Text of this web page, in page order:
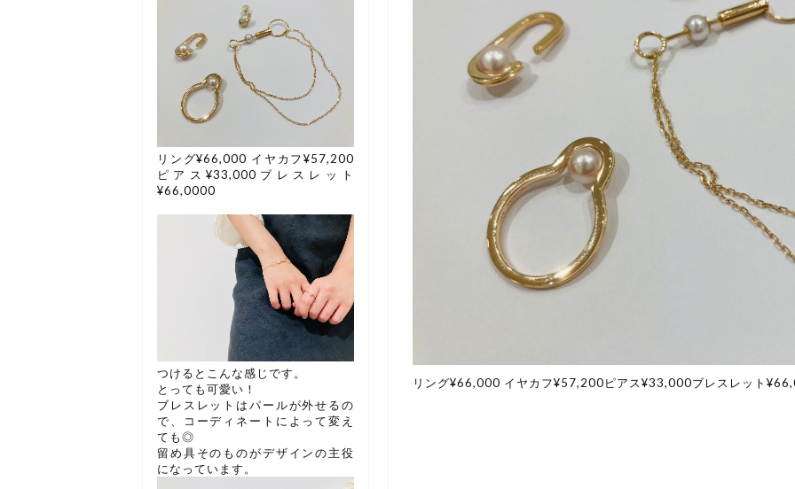
リング¥66,000 イヤカフ¥57,200ピアス¥33,000ブレスレット
リング¥66,000 イヤカフ¥57,200
ピアス¥33,000ブレスレット
¥66,0000
つけるとこんな感じです。
とっても可愛い！
ブレスレットはパールが外せるの
で、コーディネートによって変え
ても◎
留め具そのものがデザインの主役
になっています。